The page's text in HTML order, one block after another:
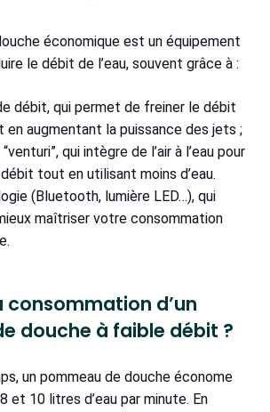
économique est un équipement
le débit de l’eau, souvent grâce à :
débit, qui permet de freiner le débit
en augmentant la puissance des jets ;
qui intègre de l’air à l’eau pour
tout en utilisant moins d’eau.
(Bluetooth, lumière LED…), qui
maîtriser votre consommation
consommation d’un
douche à faible débit ?
un pommeau de douche économe
et 10 litres d’eau par minute. En